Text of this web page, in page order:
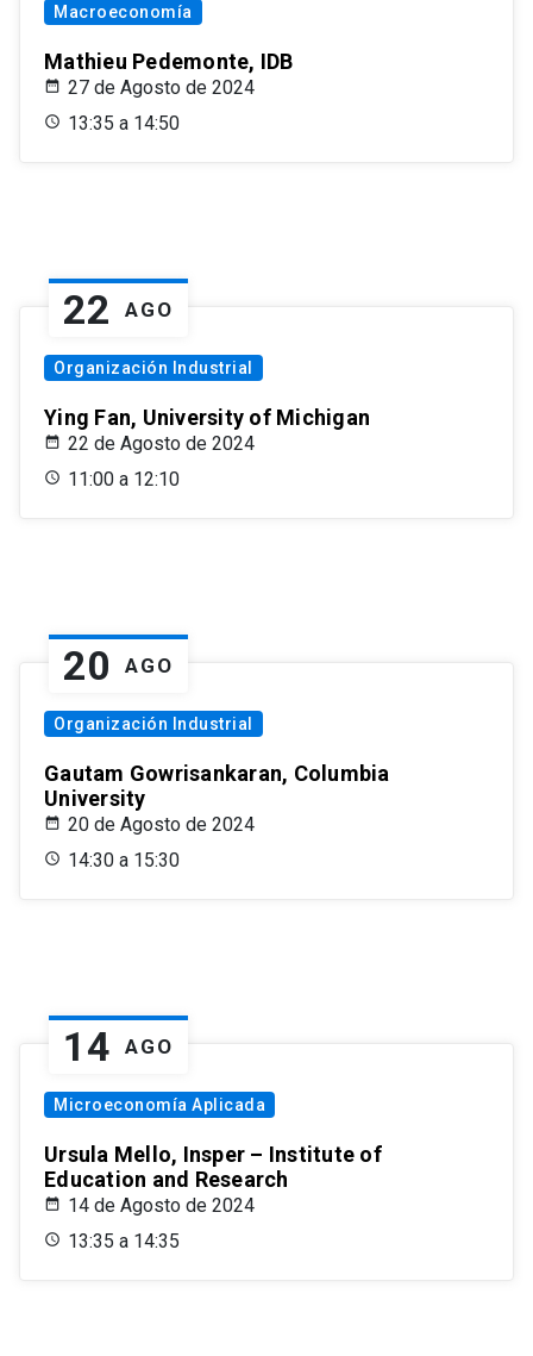
Macroeconomía
Mathieu Pedemonte, IDB
27 de Agosto de 2024
13:35 a 14:50
22 AGO
Organización Industrial
Ying Fan, University of Michigan
22 de Agosto de 2024
11:00 a 12:10
20 AGO
Organización Industrial
Gautam Gowrisankaran, Columbia
University
20 de Agosto de 2024
14:30 a 15:30
14 AGO
Microeconomía Aplicada
Ursula Mello, Insper – Institute of
Education and Research
14 de Agosto de 2024
13:35 a 14:35